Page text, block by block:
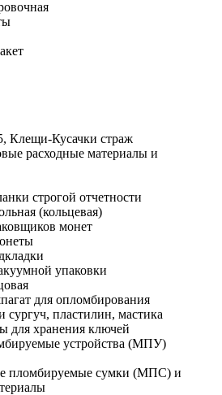
Клещи-Кусачки страж
расходные материалы и
строгой отчетности
(кольцевая)
монет
упаковки
для опломбирования
пластилин, мастика
для хранения ключей
устройства (МПУ)
пломбируемые сумки (МПС) и